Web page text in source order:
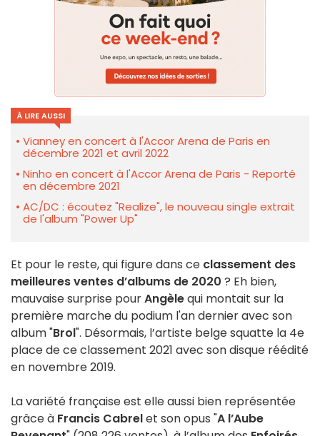
À LIRE AUSSI
Vianney en concert à l'Accor Arena de Paris en
décembre 2021 et avril 2022
Ninho en concert à l'Accor Arena de Paris - Reporté
en décembre 2021
AC/DC : écoutez "Realize", le nouveau single extrait
de l'album "Power Up"
Et pour le reste, qui figure dans ce classement des
meilleures ventes d’albums de 2020 ? Eh bien,
mauvaise surprise pourAngèlequi montait sur la
première marche du podium l'an dernier avec son
album "Brol". Désormais, l’artiste belge squatte la 4e
place de ce classement 2021 avec son disque réédité
en novembre 2019.
La variété française est elle aussi bien représentée
grâce à Francis Cabrelet son opus "A l’Aube